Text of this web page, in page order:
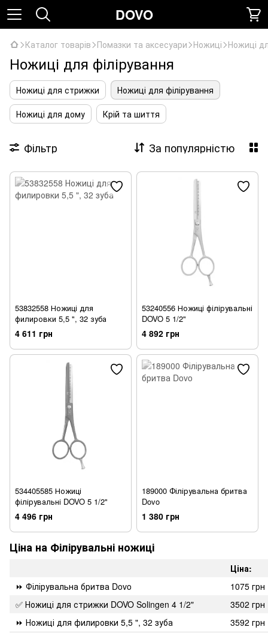
DOVO
Каталог товарів Помазки та аксесуари Ножиці Ножиці
Ножиці для філірування
Ножиці для стрижки
Ножиці для філірування
Ножиці для дому
Крій та шиття
Фільтр За популярністю
53832558 Ножиці для
филировки 5,5 ", 32 зуба
4 611 грн
53240556 Ножиці філірувальні
DOVO 5 1/2"
4 892 грн
534405585 Ножиці
філірувальні DOVO 5 1/2"
4 496 грн
189000 Філірувальна бритва
Dovo
1 380 грн
Ціна на Філірувальні ножиці
Ціна:
⏩ Філірувальна бритва Dovo
1075 грн
✅ Ножиці для стрижки DOVO Solingen 4 1/2"
3502 грн
⏩ Ножиці для филировки 5,5 ", 32 зуба
3592 грн